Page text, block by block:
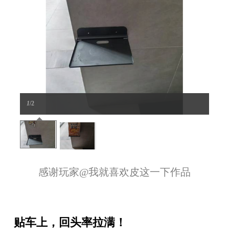
1/2
感谢玩家@我就喜欢皮这一下作品
贴车上，回头率拉满！